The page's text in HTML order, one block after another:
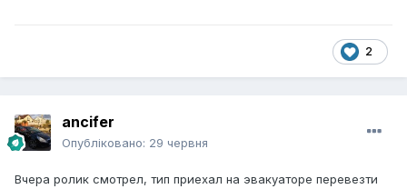
2
ancifer
Опубліковано: 29 червня
Вчера ролик смотрел, тип приехал на эвакуаторе перевезти